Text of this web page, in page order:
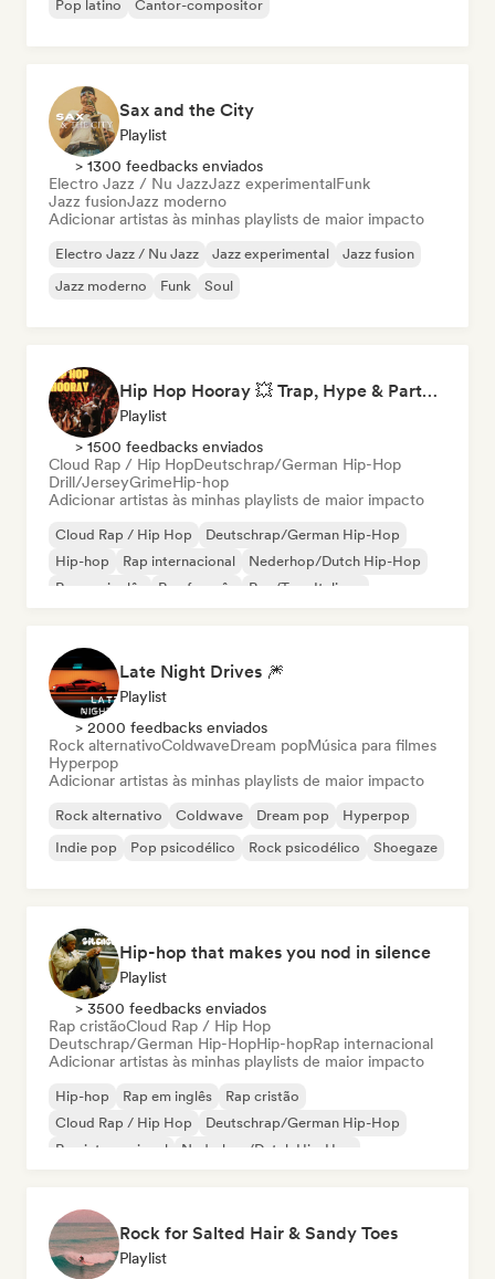
Pop latino
Cantor-compositor
Sax and the City
Playlist
> 1300 feedbacks enviados
Electro Jazz / Nu JazzJazz experimentalFunk
Jazz fusionJazz moderno
Adicionar artistas às minhas playlists de maior impacto
Electro Jazz / Nu Jazz Jazz experimental
Jazz fusion
Jazz moderno
Funk Soul
Hip Hop Hooray 💥 Trap, Hype & Party Rap Bangers
Playlist
> 1500 feedbacks enviados
Cloud Rap / Hip HopDeutschrap/German Hip-Hop
Drill/JerseyGrimeHip-hop
Adicionar artistas às minhas playlists de maior impacto
Cloud Rap / Hip Hop
Deutschrap/German Hip-Hop
Hip-hop
Rap internacional
Nederhop/Dutch Hip-Hop
Rap em inglês
Rap francês Rap/Trap Italiano
Late Night Drives 🎆
Playlist
> 2000 feedbacks enviados
Rock alternativoColdwaveDream popMúsica para filmes
Hyperpop
Adicionar artistas às minhas playlists de maior impacto
Rock alternativo Coldwave Dream pop
Hyperpop
Indie pop
Pop psicodélico Rock psicodélico Shoegaze
Hip-hop that makes you nod in silence
Playlist
> 3500 feedbacks enviados
Rap cristãoCloud Rap / Hip Hop
Deutschrap/German Hip-HopHip-hopRap internacional
Adicionar artistas às minhas playlists de maior impacto
Hip-hop Rap em inglês
Rap cristão
Cloud Rap / Hip Hop
Deutschrap/German Hip-Hop
Rap internacional
Nederhop/Dutch Hip-Hop
Rock for Salted Hair & Sandy Toes
Playlist